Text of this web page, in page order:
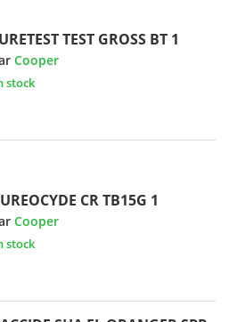
TEST GROSS BT 1
Cooper
stock
CR TB15G 1
Cooper
stock